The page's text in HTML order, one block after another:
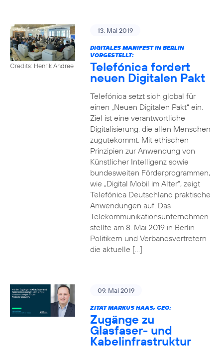
Credits: Henrik Andree
13. Mai 2019
DIGITALES MANIFEST IN BERLIN
VORGESTELLT:
Telefónica fordert
neuen Digitalen Pakt
Telefónica setzt sich global für
einen „Neuen Digitalen Pakt“ ein.
Ziel ist eine verantwortliche
Digitalisierung, die allen Menschen
zugutekommt. Mit ethischen
Prinzipien zur Anwendung von
Künstlicher Intelligenz sowie
bundesweiten Förderprogrammen,
wie „Digital Mobil im Alter“, zeigt
Telefónica Deutschland praktische
Anwendungen auf. Das
Telekommunikationsunternehmen
stellte am 8. Mai 2019 in Berlin
Politikern und Verbandsvertretern
die aktuelle […]
09. Mai 2019
ZITAT MARKUS HAAS, CEO:
Zugänge zu
Glasfaser- und
Kabelinfrastruktur